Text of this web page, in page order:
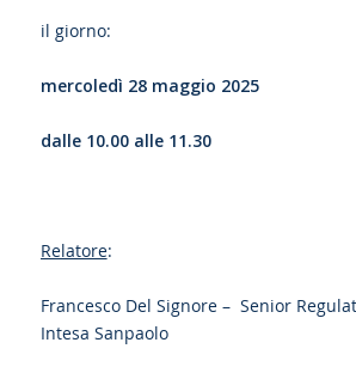
il giorno:
mercoledì 28 maggio 2025
dalle 10.00 alle 11.30
Relatore:
Francesco Del Signore – Senior
Intesa Sanpaolo